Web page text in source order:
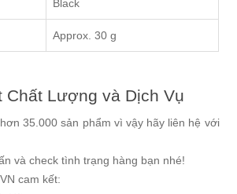
Black
Approx. 30 g
Chất Lượng và Dịch Vụ
35.000 sản phẩm vì vậy hãy liên hệ với
và check tình trạng hàng bạn nhé!
cam kết: